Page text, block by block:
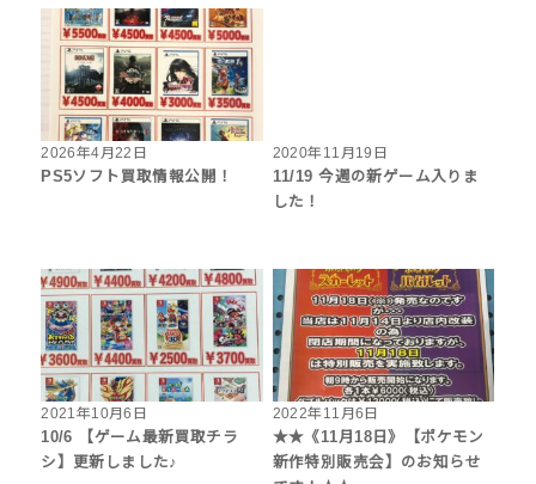
2026年4月22日
PS5ソフト買取情報公開！
2020年11月19日
11/19 今週の新ゲーム入りま
した！
2021年10月6日
10/6 【ゲーム最新買取チラ
シ】更新しました♪
2022年11月6日
★★《11月18日》【ポケモン
新作特別販売会】のお知らせ